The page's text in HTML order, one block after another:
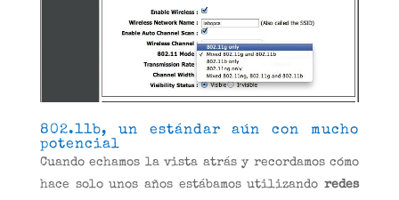
802.11b, un estándar aún con mucho
potencial
Cuando echamos la vista atrás y recordamos cómo
hace solo unos años estábamos utilizandoredes